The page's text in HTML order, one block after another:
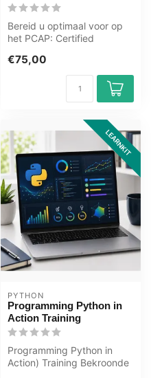
Bereid u optimaal voor op
het PCAP: Certified
Programmer examen...
€75,00
LEARNKIT
PYTHON
Programming Python in
Action Training
Programming Python in
Action) Training Bekroonde